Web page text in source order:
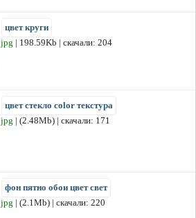
цвет круги
jpg | 198.59Kb | скачали: 204
цвет стекло color текстура
jpg | (2.48Mb) | скачали: 171
фон пятно обои цвет свет
jpg | (2.1Mb) | скачали: 220